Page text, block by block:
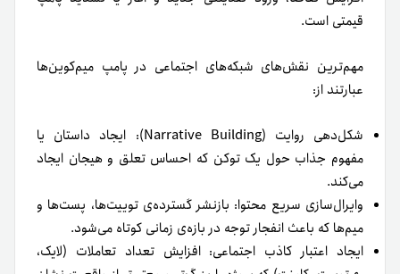
قیمتی است.
مهم‌ترین نقش‌های شبکه‌های اجتماعی در پامپ میم‌کوین‌ها
عبارتند از:
شکل‌دهی روایت (Narrative Building): ایجاد داستان یا
مفهوم جذاب حول یک توکن که احساس تعلق و هیجان ایجاد
می‌کند.
وایرال‌سازی سریع محتوا: بازنشر گسترده‌ی توییت‌ها، پست‌ها و
میم‌ها که باعث انفجار توجه در بازه‌ی زمانی کوتاه می‌شود.
ایجاد اعتبار کاذب اجتماعی: افزایش تعداد تعاملات (لایک،